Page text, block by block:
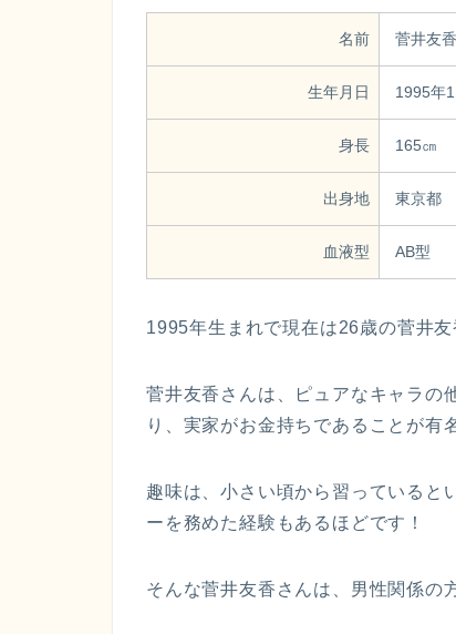
名前 菅井友
生年月日 1995年
身長 165㎝
出身地 東京都
血液型 AB型
1995年生まれで現在は26歳の菅井
菅井友香さんは、ピュアなキャラの
り、実家がお金持ちであることが有
趣味は、小さい頃から習っていると
ーを務めた経験もあるほどです！
そんな菅井友香さんは、男性関係の